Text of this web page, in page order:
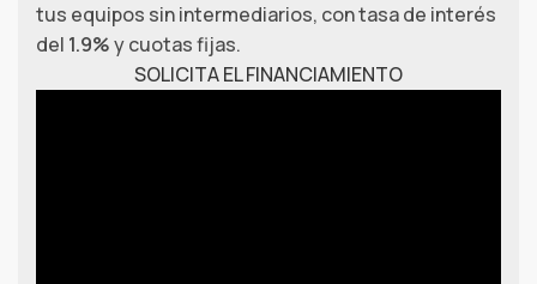
tus equipos sin intermediarios, con tasa de interés
del 1.9%y cuotas fijas.
SOLICITA EL FINANCIAMIENTO